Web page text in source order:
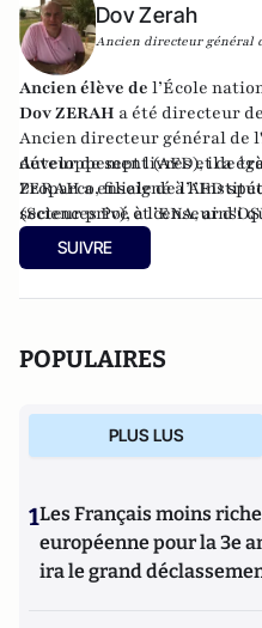
Dov Zerah
Ancien directeur général
Ancien élève de l’École
Dov ZERAH a été directeur
Ancien directeur général de
développement (AFD), il a
Proparco, filiale de l’AFD
secteur privé et censeur
Auteur de sept livres et de
ZERAH a enseigné à
(Sciences Po), à l’ENA, ainsi
commerciales de Paris
Neuilly-sur-Seine de 2008 à
SUIVRE
POPULAIRES
PLUS LUS
1Les Français moins
européenne pour la 3e
ira le grand